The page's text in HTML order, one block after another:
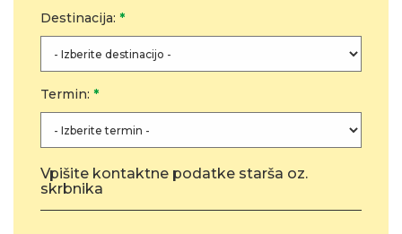
Destinacija: *
Termin: *
Vpišite kontaktne podatke starša oz.
skrbnika